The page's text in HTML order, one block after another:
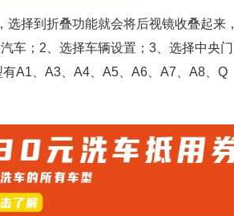
择到折叠功能就会将后视镜收叠起来，
车；2、选择车辆设置；3、选择中央门
A1、A3、A4、A5、A6、A7、A8、Q